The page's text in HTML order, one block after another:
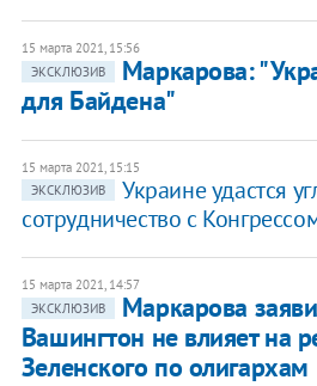
15 марта 2021, 15:56
ЭКСКЛЮЗИВ
Маркарова:
для Байдена"
15 марта 2021, 15:15
ЭКСКЛЮЗИВ
Украине удастся
сотрудничество с
15 марта 2021, 14:57
ЭКСКЛЮЗИВ
Маркарова
Вашингтон не влияет на
Зеленского по олигархам